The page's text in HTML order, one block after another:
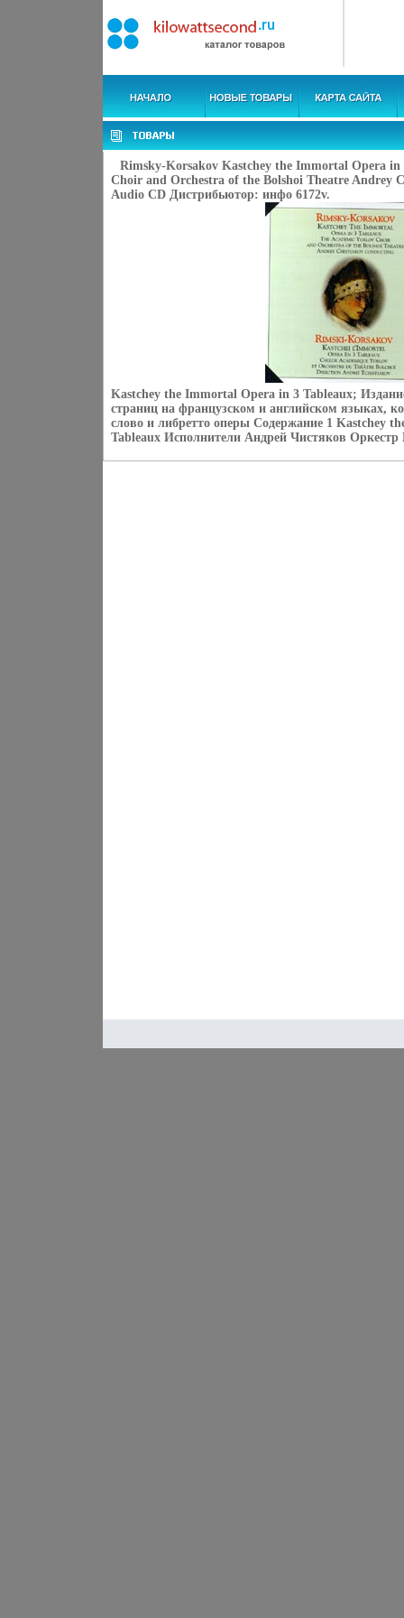
Rimsky-Korsakov Kastchey the Immortal Opera in
Choir and Orchestra of the Bolshoi Theatre Andrey
Audio CD Дистрибьютор: инфо 6172v.
Kastchey the Immortal Opera in 3 Tableaux;
страниц на французском и английском языках,
слово и либретто оперы Содержание 1 Kastchey
Tableaux Исполнители Андрей Чистяков Оркестр